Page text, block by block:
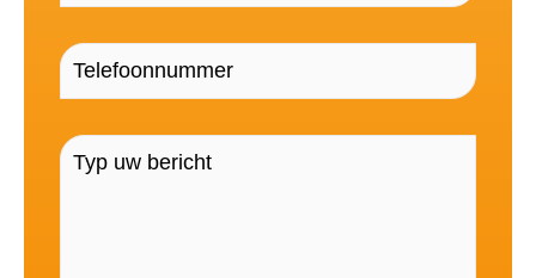
Telefoonnummer
Bericht